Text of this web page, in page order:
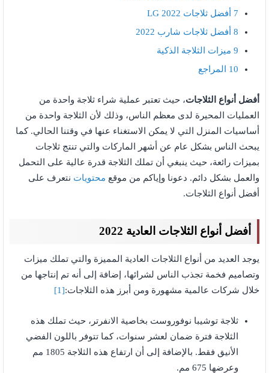
7 أفضل ثلاجات LG 2022
8 أفضل ثلاجات شارب 2022
9 ميزات الثلاجة الذكية
10 المراجع
أفضل أنواع الثلاجات، حيث تعتبر عملية شراء ثلاجة واحدة من
العمليات المحيرة لدى معظم الناس، وذلك لأن الثلاجة واحدة من
أساسيات المنزل التي لا يمكن الاستغناء عنها في وقتنا الحالي. كما
يبحث الناس بشكل عام عن أشهر الماركات والتي تنتج ثلاجات
بميزات رائعة، حيث ينبغي أن تملك الثلاجة قدرة عالية على التحمل
والعمل بشكل دائم. دعونا وإياكم من موقع محتويات نتعرف على
أفضل أنواع الثلاجات.
أفضل أنواع الثلاجات العادية 2022
يوجد العديد من أنواع الثلاجات العادية المميزة والتي تملك ميزات
وتصاميم فخمة تجذب الناس لشرائها، إضافة إلى أنه تم إنتاجها من
خلال شركات عالمية مشهورة ومن أبرز هذه الثلاجات:[1]
ثلاجة توشيبا نوفوروست بخاصية الانفرتر، حيث تملك هذه
الثلاجة فترة ضمان لعشر سنوات، كما تتوفر باللون الفضي
الأنيق فقط. بالإضافة إلى أن ارتفاع هذه الثلاجة 1805 مم
وعرضها 675 مم.